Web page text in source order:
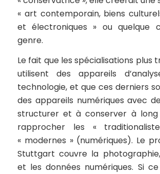
« art contemporain, biens
et électroniques » ou quelque
genre.
Le fait que les spécialisations plus
utilisent des appareils
technologie, et que ces derniers
des appareils numériques avec
structurer et à conserver à
rapprocher les «
« modernes » (numériques). Le
Stuttgart couvre la photographie,
et les données numériques. Si